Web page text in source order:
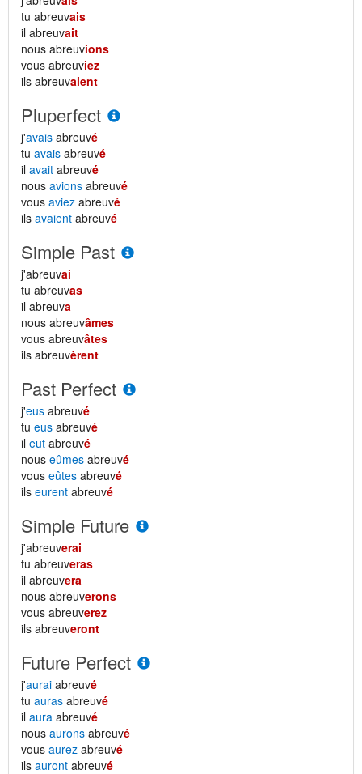
tu abreuvais
il abreuvait
nous abreuvions
vous abreuviez
ils abreuvaient
Pluperfect
j'avais abreuvé
tu avais abreuvé
il avait abreuvé
nous avions abreuvé
vous aviez abreuvé
ils avaient abreuvé
Simple Past
j'abreuvai
tu abreuvas
il abreuva
nous abreuvâmes
vous abreuvâtes
ils abreuvèrent
Past Perfect
j'eus abreuvé
tu eus abreuvé
il eut abreuvé
nous eûmes abreuvé
vous eûtes abreuvé
ils eurent abreuvé
Simple Future
j'abreuverai
tu abreuveras
il abreuvera
nous abreuverons
vous abreuverez
ils abreuveront
Future Perfect
j'aurai abreuvé
tu auras abreuvé
il aura abreuvé
nous aurons abreuvé
vous aurez abreuvé
ils auront abreuvé